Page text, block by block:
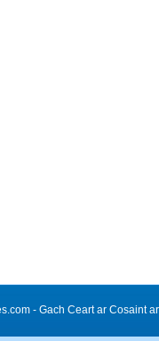
- Gach Ceart ar Cosaint ar